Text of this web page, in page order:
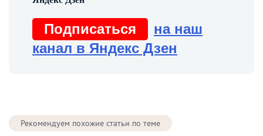
Подписаться
на наш
канал в Яндекс Дзен
Рекомендуем похожие статьи по теме